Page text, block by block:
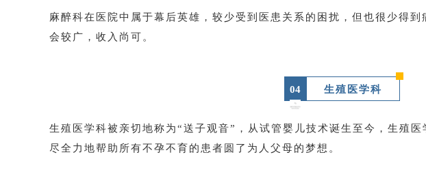
麻醉科在医院中属于幕后英雄，较少受到医患关系的困扰，但也很少得
会较广，收入尚可。
04 生殖医学科
生殖医学科被亲切地称为“送子观音”，从试管婴儿技术诞生至今，生殖
尽全力地帮助所有不孕不育的患者圆了为人父母的梦想。